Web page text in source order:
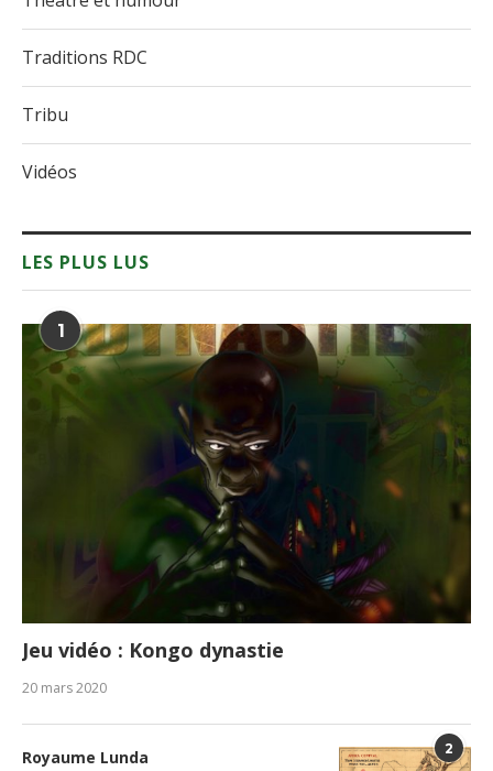
Traditions RDC
Tribu
Vidéos
LES PLUS LUS
1
Jeu vidéo : Kongo dynastie
20 mars 2020
2
Royaume Lunda